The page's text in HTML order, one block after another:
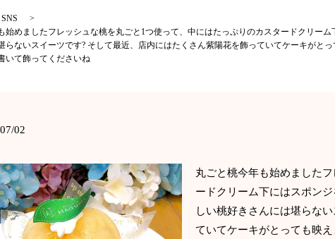
SNS
始めましたフレッシュな桃を丸ごと1つ使って、中にはたっぷりのカスタードクリー
らないスイーツです? そして最近、店内にはたくさん紫陽花を飾っていてケーキがと
いて飾ってくださいね
02
丸ごと桃今年も始めました
ードクリーム下にはスポン
しい桃好きさんには堪らな
ていてケーキがとっても映